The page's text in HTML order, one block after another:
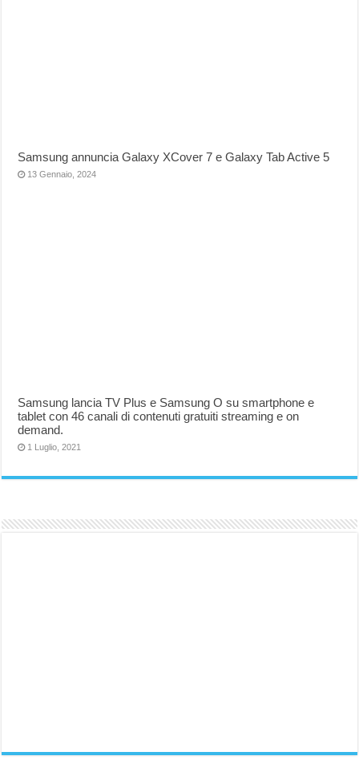
Samsung annuncia Galaxy XCover 7 e Galaxy Tab Active 5
13 Gennaio, 2024
Samsung lancia TV Plus e Samsung O su smartphone e
tablet con 46 canali di contenuti gratuiti streaming e on
demand.
1 Luglio, 2021